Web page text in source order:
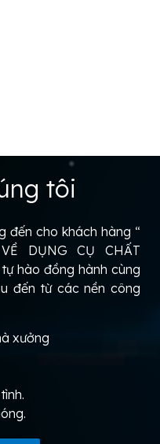
tôi
đến cho khách hàng “
DỤNG CỤ CHẤT
hào đồng hành cùng
đến từ các nền công
xưởng